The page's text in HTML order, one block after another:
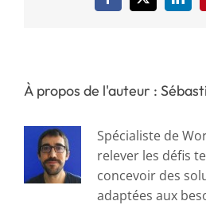
Facebook
X
À propos de l'auteur :
Spécialiste de
relever les défis
concevoir des
adaptées aux